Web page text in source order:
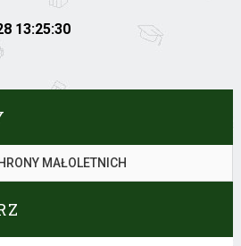
13:25:30
MAŁOLETNICH